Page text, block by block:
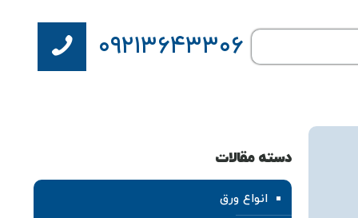
۰۹۲۱۳۶۴۳۳۰۶
دسته مقالات
انواع ورق